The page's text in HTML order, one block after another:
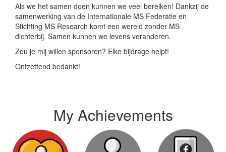
Als we het samen doen kunnen we veel bereiken! Dankzij de
samenwerking van de Internationale MS Federatie en
Stichting MS Research komt een wereld zonder MS
dichterbij. Samen kunnen we levens veranderen.
Zou je mij willen sponsoren? Elke bijdrage helpt!
Ontzettend bedankt!
My Achievements